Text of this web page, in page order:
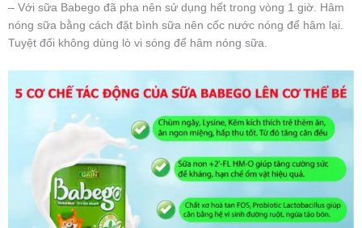
– Với sữa Babego đã pha nên sử dụng hết trong vòng 1 giờ. Hâm
nóng sữa bằng cách đặt bình sữa nên cốc nước nóng để hâm lại.
Tuyệt đối không dùng lò vi sóng để hâm nóng sữa.